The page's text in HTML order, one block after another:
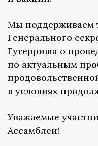
Мы поддерживаем
Генерального
Гутерриша о
по актуальным
в условиях
Уважаемые
Ассамблеи!